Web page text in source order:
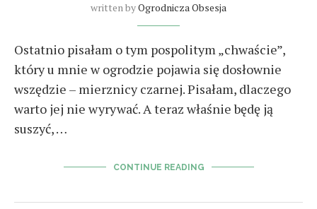
written byOgrodnicza Obsesja
Ostatnio pisałam o tym pospolitym „chwaście”,
który u mnie w ogrodzie pojawia się dosłownie
wszędzie – mierznicy czarnej. Pisałam, dlaczego
warto jej nie wyrywać. A teraz właśnie będę ją
suszyć, …
CONTINUE READING